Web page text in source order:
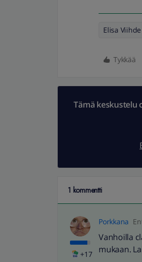
Elisa Viihde
Tykkää
Tämä keskustelu
1 kommentti
+17
Porkkana
Vanhoilla
mukaan.